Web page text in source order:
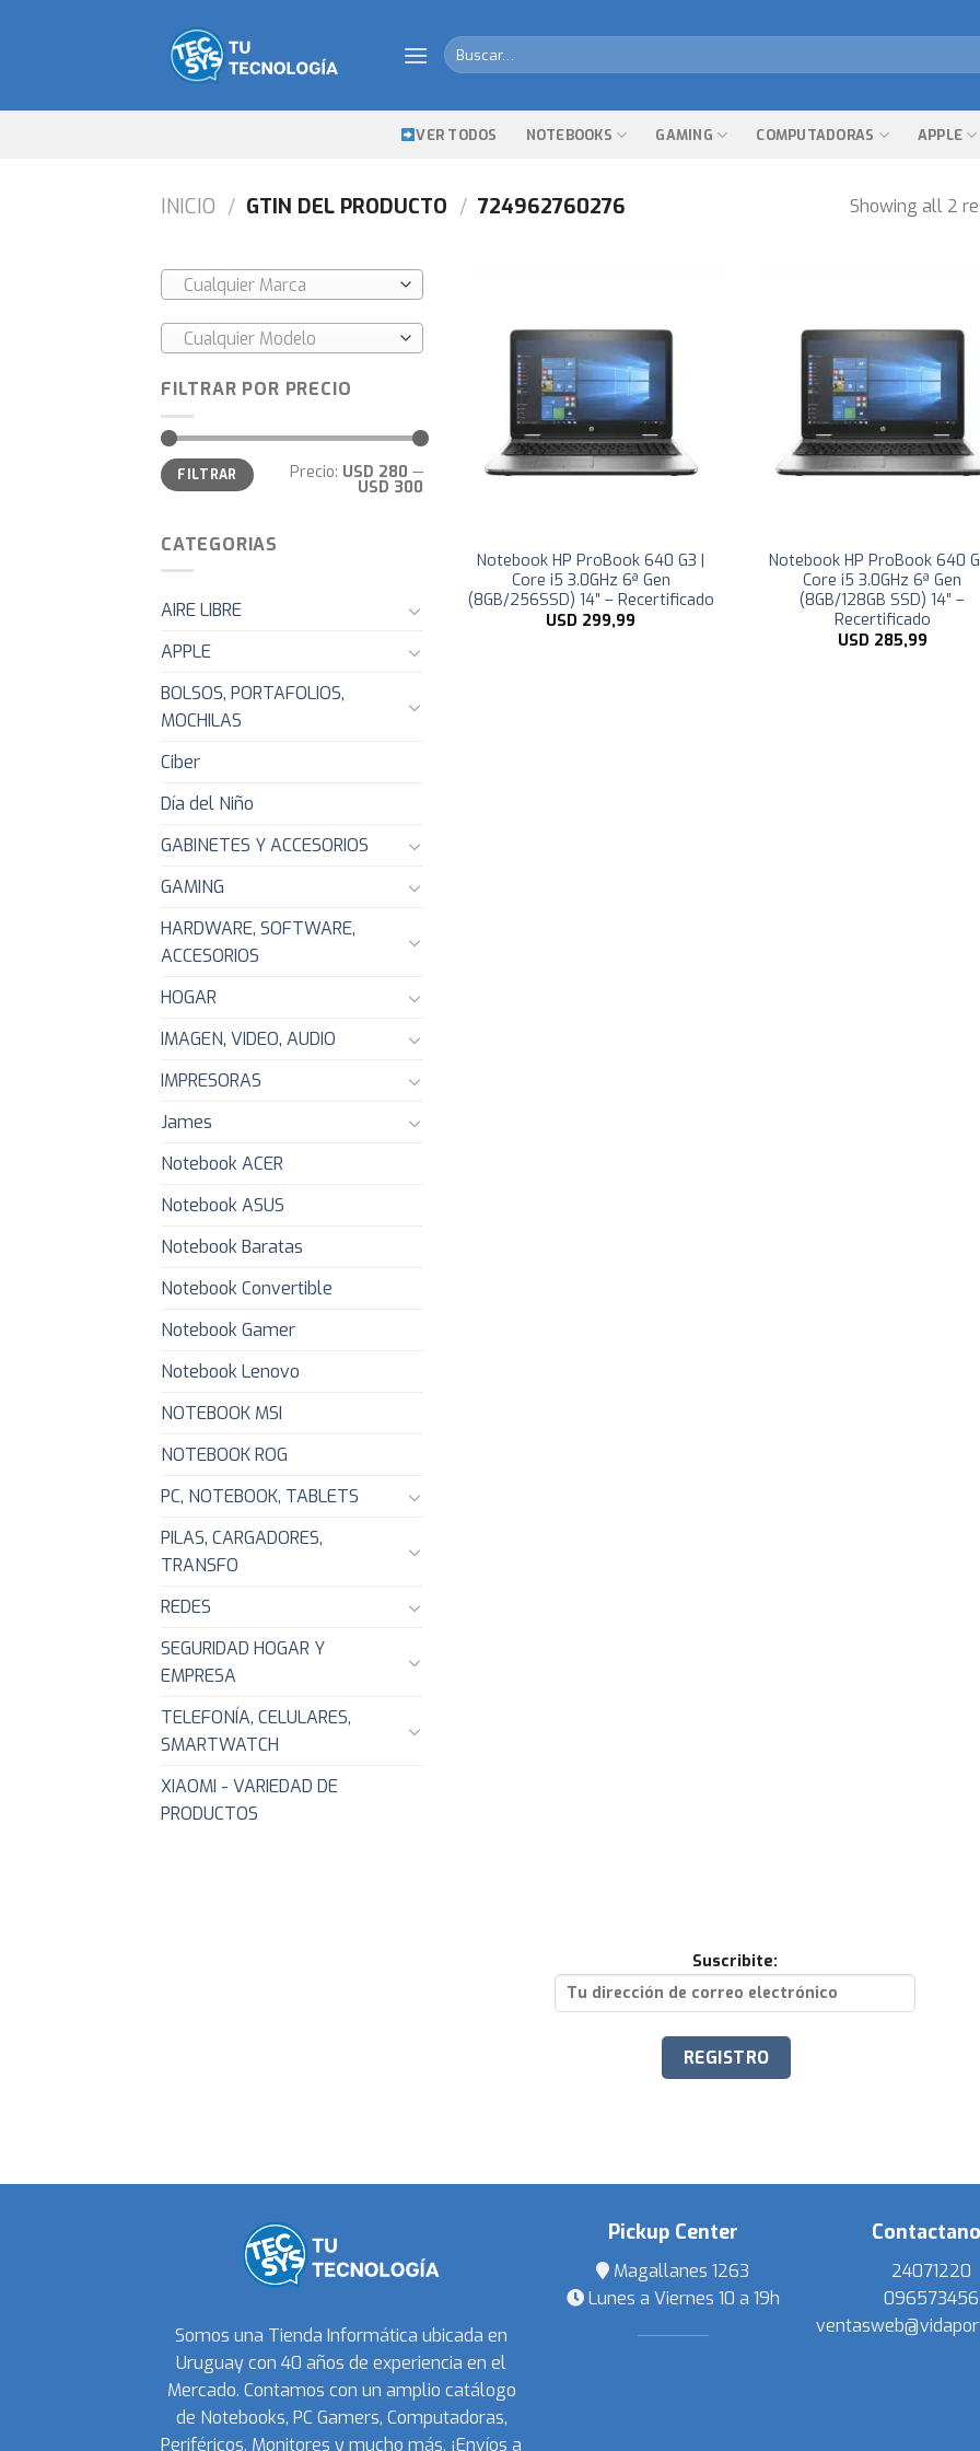
Buscar
por:
VER TODOS NOTEBOOKS GAMING COMPUTADORAS APPLE
INICIO / GTIN DEL PRODUCTO / 724962760276 Showing all 2
Cualquier Marca
Cualquier Modelo
FILTRAR POR PRECIO
Precio
mínimo
Precio
máximo
FILTRAR Precio: USD 280 —
USD 300
CATEGORIAS
AIRE LIBRE
APPLE
BOLSOS, PORTAFOLIOS,
MOCHILAS
Ciber
Día del Niño
GABINETES Y ACCESORIOS
GAMING
HARDWARE, SOFTWARE,
ACCESORIOS
HOGAR
IMAGEN, VIDEO, AUDIO
IMPRESORAS
James
Notebook ACER
Notebook ASUS
Notebook Baratas
Notebook Convertible
Notebook Gamer
Notebook Lenovo
NOTEBOOK MSI
NOTEBOOK ROG
PC, NOTEBOOK, TABLETS
PILAS, CARGADORES,
TRANSFO
REDES
SEGURIDAD HOGAR Y
EMPRESA
TELEFONÍA, CELULARES,
SMARTWATCH
XIAOMI - VARIEDAD DE
PRODUCTOS
Notebook HP ProBook 640 G3 |
Core i5 3.0GHz 6ª Gen
(8GB/256SSD) 14″ – Recertificado
USD 299,99
Notebook HP ProBook 640
Core i5 3.0GHz 6ª Gen
(8GB/128GB SSD) 14″ –
Recertificado
USD 285,99
Suscribite:
Somos una Tienda Informática ubicada en
Uruguay con 40 años de experiencia en el
Mercado. Contamos con un amplio catálogo
de Notebooks, PC Gamers, Computadoras,
Periféricos, Monitores y mucho más. ¡Envíos a
Pickup Center
Magallanes 1263
Lunes a Viernes 10 a 19h
24071220
096573456